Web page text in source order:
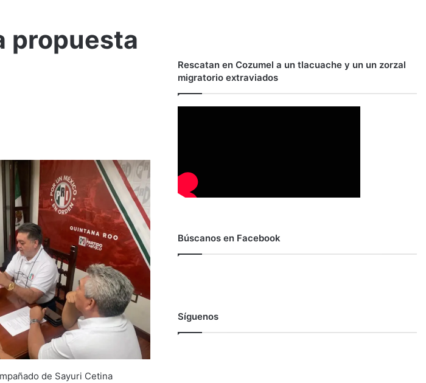
propuesta
de Sayuri Cetina
Rescatan en Cozumel a un tlacuache y un un zorzal
migratorio extraviados
Búscanos en Facebook
Síguenos